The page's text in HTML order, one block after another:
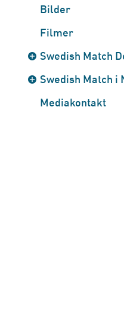
Bilder
Filmer
Swedish Match
Swedish Match i
Mediakontakt